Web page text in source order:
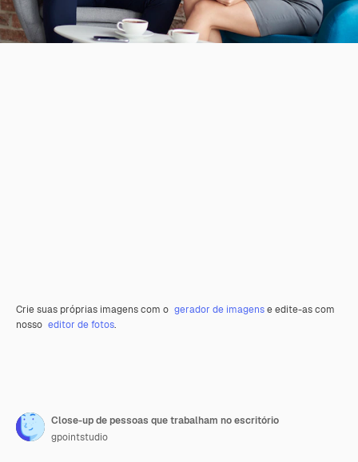
Crie suas próprias imagens com o gerador de imagense edite-as com
nosso editor de fotos.
Close-up de pessoas que trabalham no escritório
gpointstudio